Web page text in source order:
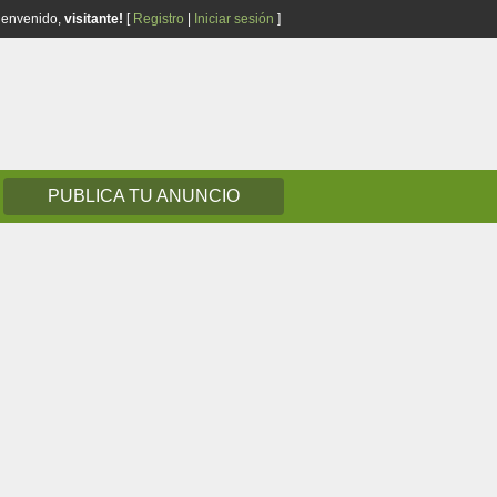
visitante! [ Registro Iniciar sesión ]
PUBLICA TU ANUNCIO